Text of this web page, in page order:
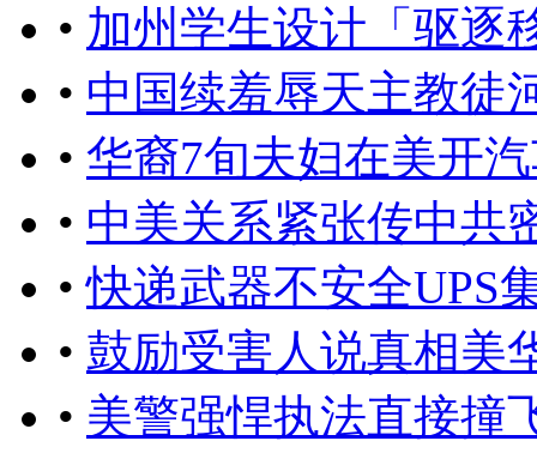
• 加州学生设计「驱逐
• 中国续羞辱天主教徒
• 华裔7旬夫妇在美开
• 中美关系紧张传中共
•快递武器不安全UPS
• 鼓励受害人说真相美
• 美警强悍执法直接撞